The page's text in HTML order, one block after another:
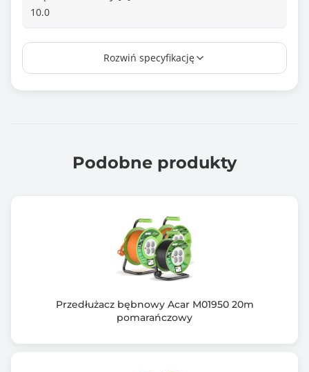
10.0
Ilość zabezpieczeń
Bezpieczniki
Czarny (Black)
Zawiera baterię / akumulator
Rozwiń specyfikację
Podobne produkty
Przedłużacz bębnowy Acar M01950 20m
pomarańczowy